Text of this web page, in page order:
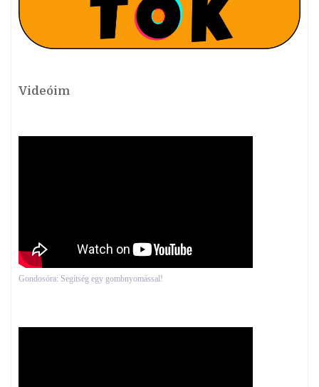
Videóim
Gondosóra: Segítség egy gombnyomással!